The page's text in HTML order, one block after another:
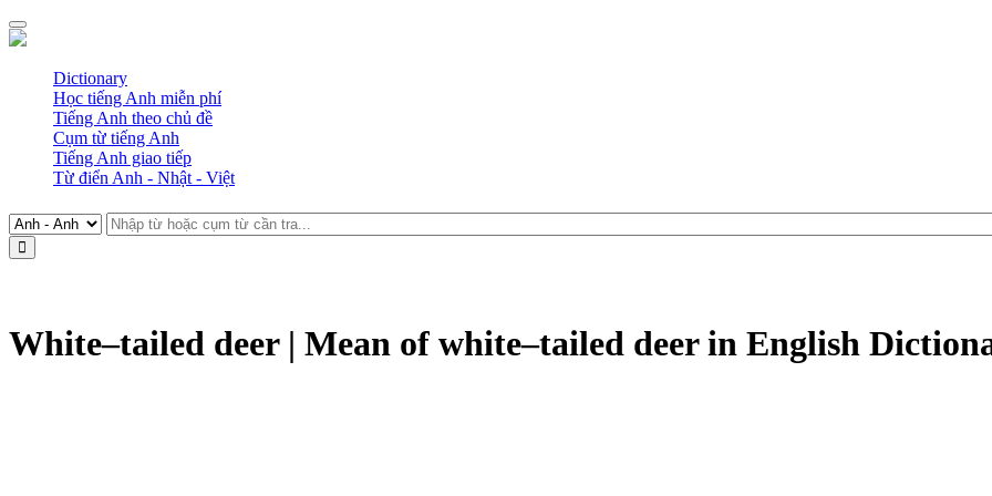
Dictionary
Học tiếng Anh miễn phí
Tiếng Anh theo chủ đề
Cụm từ tiếng Anh
Tiếng Anh giao tiếp
Từ điển Anh - Nhật - Việt
White–tailed deer | Mean of white–tailed deer in English